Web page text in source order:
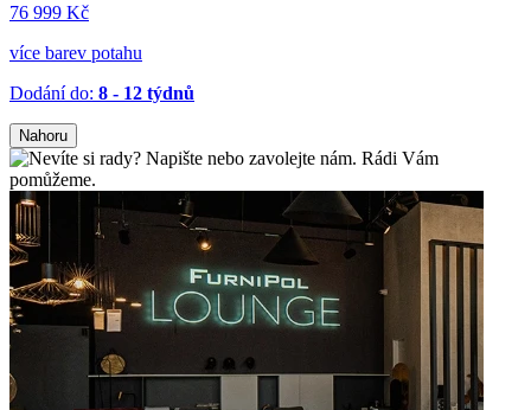
76 999 Kč
více barev potahu
Dodání do: 8 - 12 týdnů
Nahoru